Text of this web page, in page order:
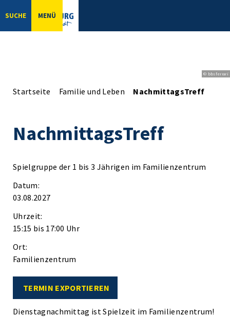
SUCHE MENÜ
© bbsferrari
Startseite Familie und Leben NachmittagsTreff
NachmittagsTreff
Spielgruppe der 1 bis 3 Jährigen im Familienzentrum
Datum:
03.08.2027
Uhrzeit:
15:15 bis 17:00 Uhr
Ort:
Familienzentrum
TERMIN EXPORTIEREN
Dienstagnachmittag ist Spielzeit im Familienzentrum!